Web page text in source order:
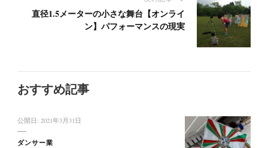
直径1.5メーターの小さな舞台【オンライ
ン】パフォーマンスの現実
おすすめ記事
公開日: 2021年3月31日
ダンサー業